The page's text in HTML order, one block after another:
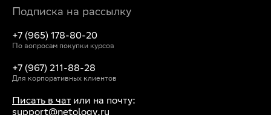
Подписка на рассылку
+7 (965) 178-80-20
По вопросам покупки курсов
+7 (967) 211-88-28
Для корпоративных клиентов
Писать в чат или на почту:
support@netology.ru